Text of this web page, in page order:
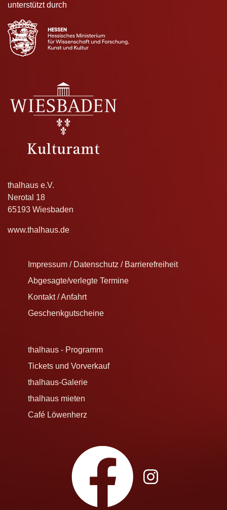
unterstützt durch
thalhaus e.V.
Nerotal 18
65193 Wiesbaden
www.thalhaus.de
Impressum / Datenschutz / Barrierefreiheit
Abgesagte/verlegte Termine
Kontakt / Anfahrt
Geschenkgutscheine
thalhaus - Programm
Tickets und Vorverkauf
thalhaus-Galerie
thalhaus mieten
Café Löwenherz